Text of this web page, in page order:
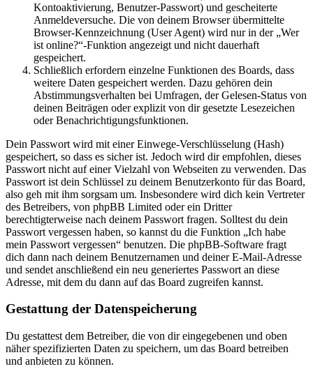
Kontoaktivierung, Benutzer-Passwort) und gescheiterte
Anmeldeversuche. Die von deinem Browser übermittelte
Browser-Kennzeichnung (User Agent) wird nur in der „Wer
ist online?“-Funktion angezeigt und nicht dauerhaft
gespeichert.
Schließlich erfordern einzelne Funktionen des Boards, dass
weitere Daten gespeichert werden. Dazu gehören dein
Abstimmungsverhalten bei Umfragen, der Gelesen-Status von
deinen Beiträgen oder explizit von dir gesetzte Lesezeichen
oder Benachrichtigungsfunktionen.
Dein Passwort wird mit einer Einwege-Verschlüsselung (Hash)
gespeichert, so dass es sicher ist. Jedoch wird dir empfohlen, dieses
Passwort nicht auf einer Vielzahl von Webseiten zu verwenden. Das
Passwort ist dein Schlüssel zu deinem Benutzerkonto für das Board,
also geh mit ihm sorgsam um. Insbesondere wird dich kein Vertreter
des Betreibers, von phpBB Limited oder ein Dritter
berechtigterweise nach deinem Passwort fragen. Solltest du dein
Passwort vergessen haben, so kannst du die Funktion „Ich habe
mein Passwort vergessen“ benutzen. Die phpBB-Software fragt
dich dann nach deinem Benutzernamen und deiner E-Mail-Adresse
und sendet anschließend ein neu generiertes Passwort an diese
Adresse, mit dem du dann auf das Board zugreifen kannst.
Gestattung der Datenspeicherung
Du gestattest dem Betreiber, die von dir eingegebenen und oben
näher spezifizierten Daten zu speichern, um das Board betreiben
und anbieten zu können.